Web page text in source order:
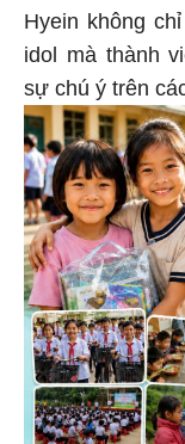
Hyein không
idol mà thành
sự chú ý trên